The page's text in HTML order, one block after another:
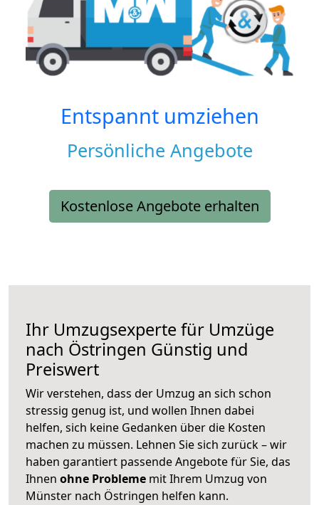
Entspannt umziehen
Persönliche Angebote
Kostenlose Angebote erhalten
Ihr Umzugsexperte für Umzüge
nach Östringen Günstig und
Preiswert
Wir verstehen, dass der Umzug an sich schon
stressig genug ist, und wollen Ihnen dabei
helfen, sich keine Gedanken über die Kosten
machen zu müssen. Lehnen Sie sich zurück – wir
haben garantiert passende Angebote für Sie, das
Ihnen ohne Probleme mit Ihrem Umzug von
Münster nach Östringen helfen kann.